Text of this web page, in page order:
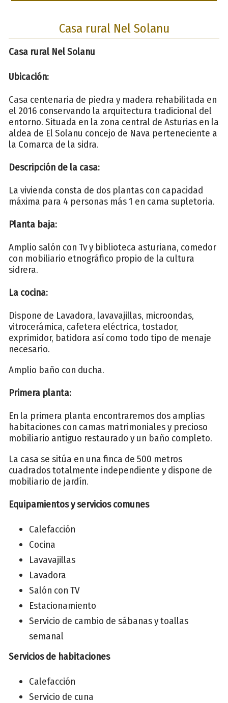
Casa rural Nel Solanu
Casa rural Nel Solanu
Ubicación:
Casa centenaria de piedra y madera rehabilitada en
el 2016 conservando la arquitectura tradicional del
entorno. Situada en la zona central de Asturias en la
aldea de El Solanu concejo de Nava perteneciente a
la Comarca de la sidra.
Descripción de la casa:
La vivienda consta de dos plantas con capacidad
máxima para 4 personas más 1 en cama supletoria.
Planta baja:
Amplio salón con Tv y biblioteca asturiana, comedor
con mobiliario etnográfico propio de la cultura
sidrera.
La cocina:
Dispone de Lavadora, lavavajillas, microondas,
vitrocerámica, cafetera eléctrica, tostador,
exprimidor, batidora así como todo tipo de menaje
necesario.
Amplio baño con ducha.
Primera planta:
En la primera planta encontraremos dos amplias
habitaciones con camas matrimoniales y precioso
mobiliario antiguo restaurado y un baño completo.
La casa se sitúa en una finca de 500 metros
cuadrados totalmente independiente y dispone de
mobiliario de jardín.
Equipamientos y servicios comunes
Calefacción
Cocina
Lavavajillas
Lavadora
Salón con TV
Estacionamiento
Servicio de cambio de sábanas y toallas
semanal
Servicios de habitaciones
Calefacción
Servicio de cuna